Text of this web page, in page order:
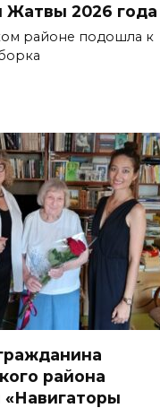
Жатвы 2026 года
районе подошла к
района
«Навигаторы